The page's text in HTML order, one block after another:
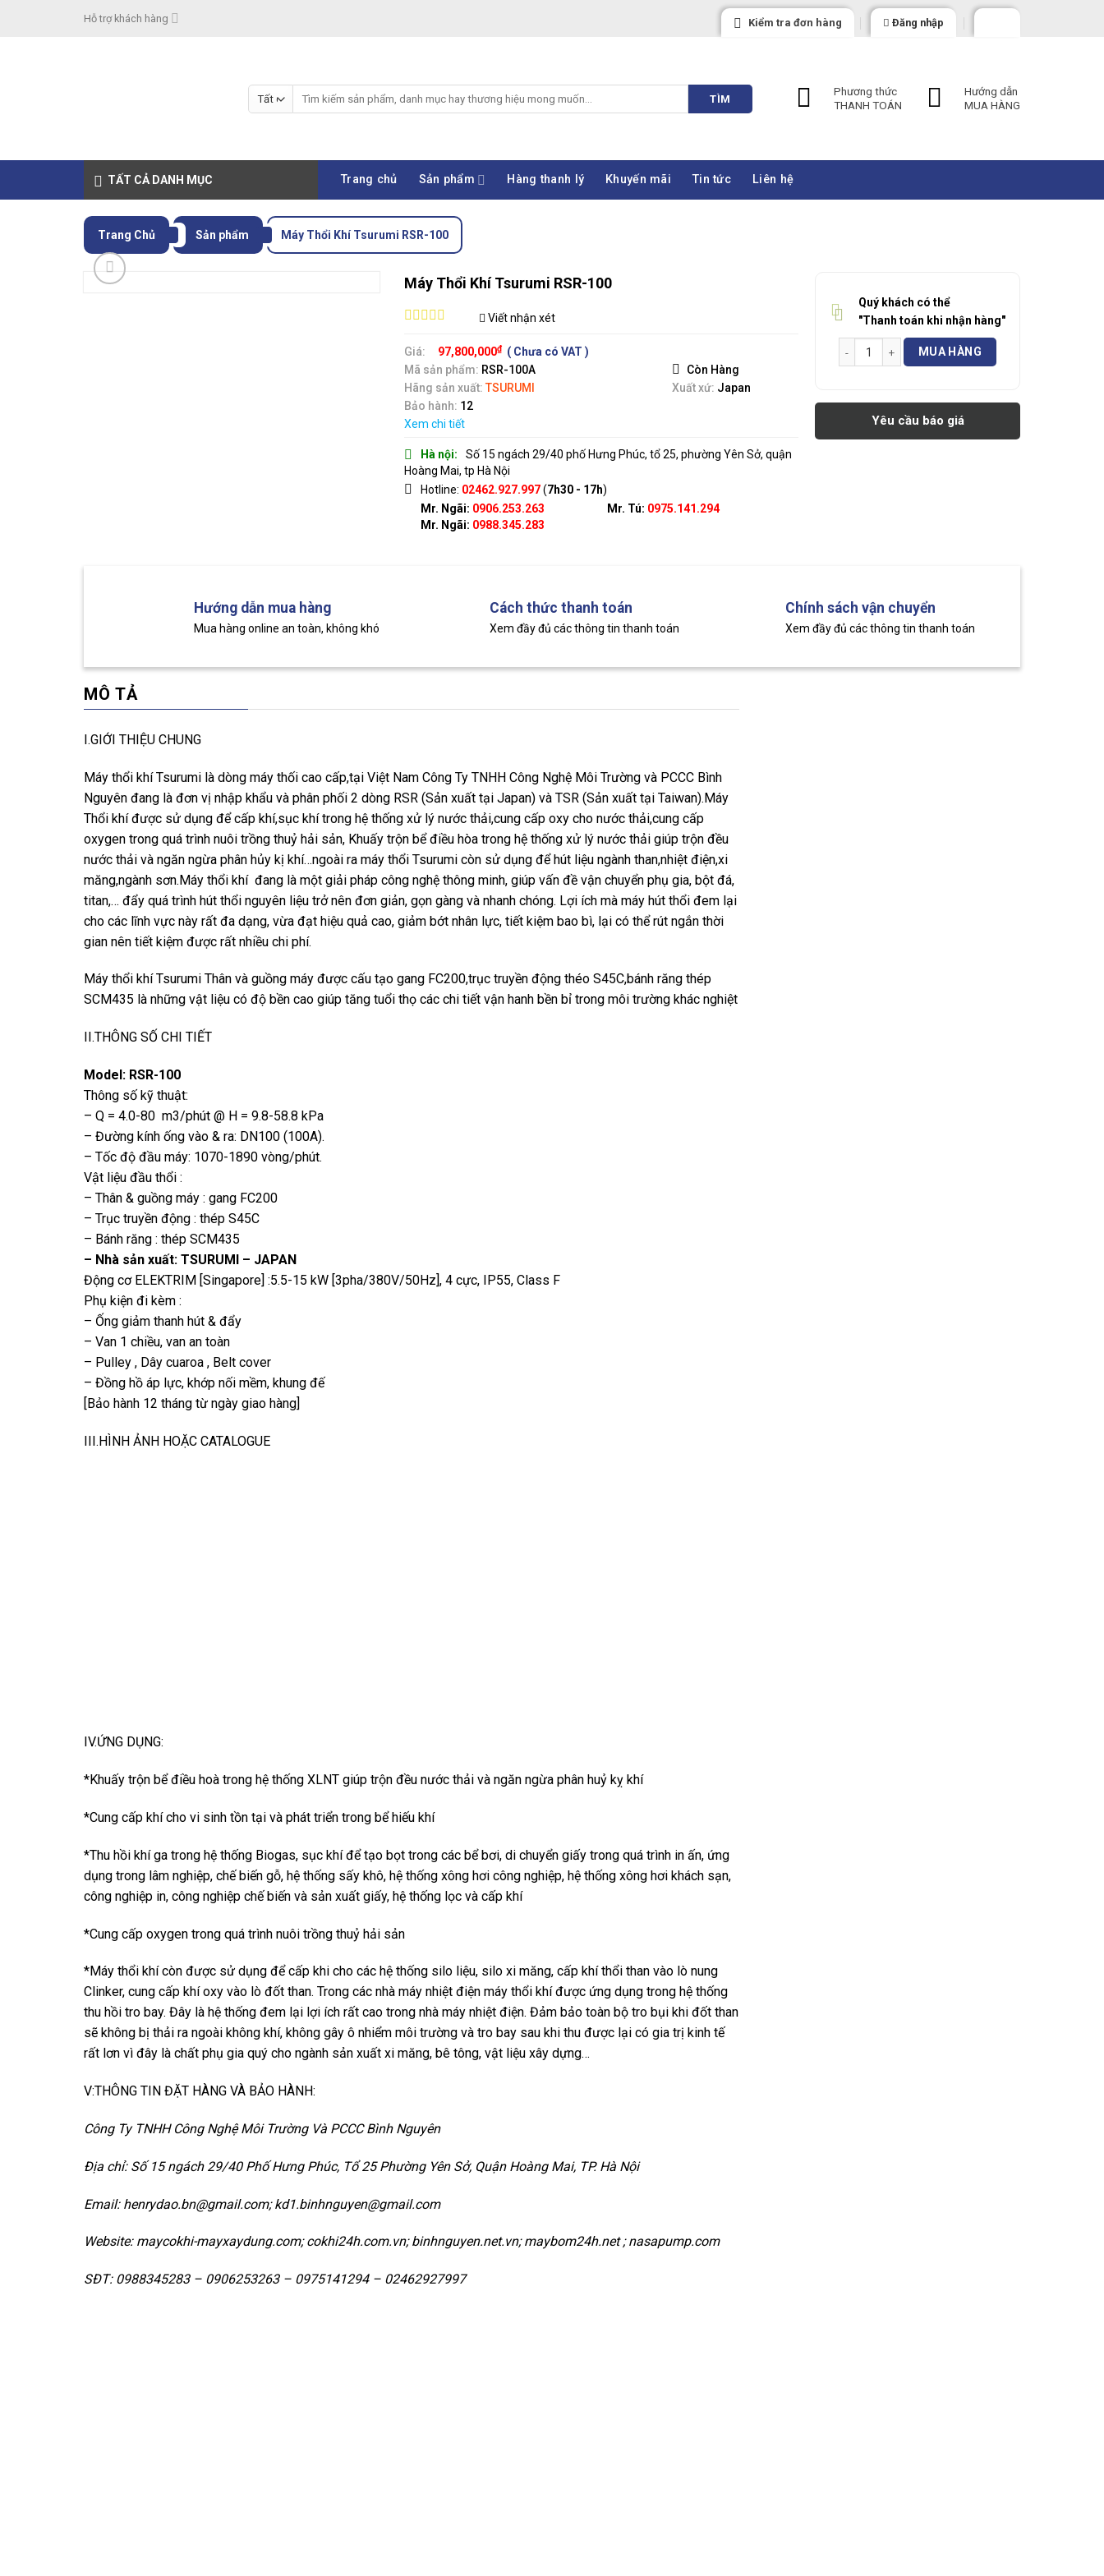
Hỗ trợ khách hàng Kiểm tra đơn hàng Đăng nhập
kiếm:
TÌM
Phương thức
THANH TOÁN
Hướng dẫn
MUA HÀNG
TẤT CẢ DANH MỤC Trang chủ Sản phẩm Hàng thanh lý Khuyến mãi Tin tức Liên hệ
Trang Chủ Sản phẩm Máy Thổi Khí Tsurumi RSR-100
Máy Thổi Khí Tsurumi RSR-100
out
5
Viết nhận xét
Giá: 97,800,000₫ ( Chưa có VAT )
Mã sản phẩm: RSR-100A
Còn Hàng
Hãng sản xuất: TSURUMI Xuất xứ: Japan
Bảo hành: 12
Xem chi tiết
Hà nội:
Số 15 ngách 29/40 phố Hưng Phúc, tổ 25, phường Yên Sở, quận
Hoàng Mai, tp Hà Nội
Hotline: 02462.927.997(7h30 - 17h)
Mr. Ngãi: 0906.253.263
Mr. Ngãi: 0988.345.283
Mr. Tú: 0975.141.294
Quý khách có thể
"Thanh toán khi nhận hàng"
Máy Thổi Khí Tsurumi RSR-100 số lượng
MUA HÀNG
Yêu cầu báo giá
Hướng dẫn mua hàng
Mua hàng online an toàn, không khó
Cách thức thanh toán
Xem đầy đủ các thông tin thanh toán
Chính sách vận chuyển
Xem đầy đủ các thông tin thanh toán
MÔ TẢ
I.GIỚI THIỆU CHUNG
Máy thổi khí Tsurumi là dòng máy thối cao cấp,tại Việt Nam Công Ty TNHH Công Nghệ Môi Trường và PCCC Bình
Nguyên đang là đơn vị nhập khẩu và phân phối 2 dòng RSR (Sản xuất tại Japan) và TSR (Sản xuất tại Taiwan).Máy
Thổi khí được sử dụng để cấp khí,sục khí trong hệ thống xử lý nước thải,cung cấp oxy cho nước thải,cung cấp
oxygen trong quá trình nuôi trồng thuỷ hải sản, Khuấy trộn bể điều hòa trong hệ thống xử lý nước thải giúp trộn đều
nước thải và ngăn ngừa phân hủy kị khí…ngoài ra máy thổi Tsurumi còn sử dụng để hút liệu ngành than,nhiệt điện,xi
măng,ngành sơn.Máy thổi khí đang là một giải pháp công nghệ thông minh, giúp vấn đề vận chuyển phụ gia, bột đá,
titan,… đẩy quá trình hút thổi nguyên liệu trở nên đơn giản, gọn gàng và nhanh chóng. Lợi ích mà máy hút thổi đem lại
cho các lĩnh vực này rất đa dạng, vừa đạt hiệu quả cao, giảm bớt nhân lực, tiết kiệm bao bì, lại có thể rút ngắn thời
gian nên tiết kiệm được rất nhiều chi phí.
Máy thổi khí Tsurumi Thân và guồng máy được cấu tạo gang FC200,trục truyền động théo S45C,bánh răng thép
SCM435 là những vật liệu có độ bền cao giúp tăng tuổi thọ các chi tiết vận hanh bền bỉ trong môi trường khác nghiệt
II.THÔNG SỐ CHI TIẾT
Model: RSR-100
Thông số kỹ thuật:
– Q = 4.0-80 m3/phút @ H = 9.8-58.8 kPa
– Đường kính ống vào & ra: DN100 (100A).
– Tốc độ đầu máy: 1070-1890 vòng/phút.
Vật liệu đầu thổi :
– Thân & guồng máy : gang FC200
– Trục truyền động : thép S45C
– Bánh răng : thép SCM435
– Nhà sản xuất: TSURUMI – JAPAN
Động cơ ELEKTRIM [Singapore] :5.5-15 kW [3pha/380V/50Hz], 4 cực, IP55, Class F
Phụ kiện đi kèm :
– Ống giảm thanh hút & đẩy
– Van 1 chiều, van an toàn
– Pulley , Dây cuaroa , Belt cover
– Đồng hồ áp lực, khớp nối mềm, khung đế
[Bảo hành 12 tháng từ ngày giao hàng]
III.HÌNH ẢNH HOẶC CATALOGUE
IV.ỨNG DỤNG:
*Khuấy trộn bể điều hoà trong hệ thống XLNT giúp trộn đều nước thải và ngăn ngừa phân huỷ kỵ khí
*Cung cấp khí cho vi sinh tồn tại và phát triển trong bể hiếu khí
*Thu hồi khí ga trong hệ thống Biogas, sục khí để tạo bọt trong các bể bơi, di chuyển giấy trong quá trình in ấn, ứng
dụng trong lâm nghiệp, chế biến gỗ, hệ thống sấy khô, hệ thống xông hơi công nghiệp, hệ thống xông hơi khách sạn,
công nghiệp in, công nghiệp chế biến và sản xuất giấy, hệ thống lọc và cấp khí
*Cung cấp oxygen trong quá trình nuôi trồng thuỷ hải sản
*Máy thổi khí còn được sử dụng để cấp khi cho các hệ thống silo liệu, silo xi măng, cấp khí thổi than vào lò nung
Clinker, cung cấp khí oxy vào lò đốt than. Trong các nhà máy nhiệt điện máy thổi khí được ứng dụng trong hệ thống
thu hồi tro bay. Đây là hệ thống đem lại lợi ích rất cao trong nhà máy nhiệt điện. Đảm bảo toàn bộ tro bụi khi đốt than
sẽ không bị thải ra ngoài không khí, không gây ô nhiểm môi trường và tro bay sau khi thu được lại có gia trị kinh tế
rất lơn vì đây là chất phụ gia quý cho ngành sản xuất xi măng, bê tông, vật liệu xây dựng…
V:THÔNG TIN ĐẶT HÀNG VÀ BẢO HÀNH:
Công Ty TNHH Công Nghệ Môi Trường Và PCCC Bình Nguyên
Địa chỉ: Số 15 ngách 29/40 Phố Hưng Phúc, Tổ 25 Phường Yên Sở, Quận Hoàng Mai, TP. Hà Nội
Email: henrydao.bn@gmail.com; kd1.binhnguyen@gmail.com
Website: maycokhi-mayxaydung.com; cokhi24h.com.vn; binhnguyen.net.vn; maybom24h.net ; nasapump.com
SĐT: 0988345283 – 0906253263 – 0975141294 – 02462927997